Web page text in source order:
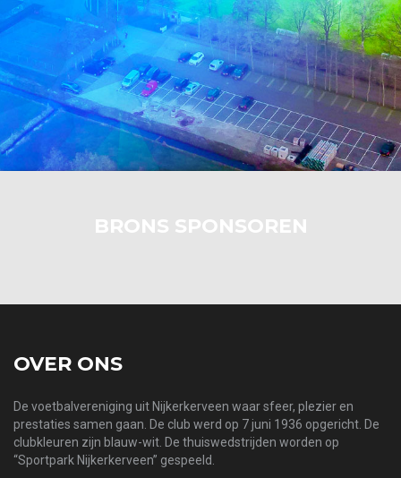
BRONS SPONSOREN
OVER ONS
De voetbalvereniging uit Nijkerkerveen waar sfeer, plezier en
prestaties samen gaan. De club werd op 7 juni 1936 opgericht. De
clubkleuren zijn blauw-wit. De thuiswedstrijden worden op
“Sportpark Nijkerkerveen” gespeeld.